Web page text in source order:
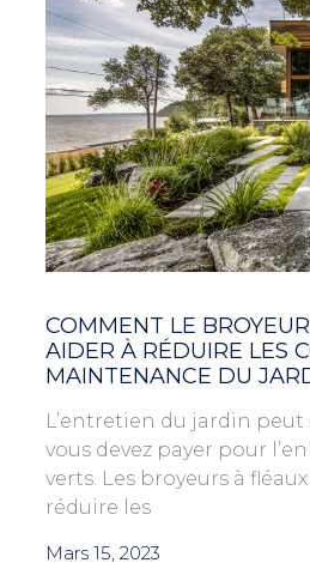
COMMENT LE
AIDER À RÉDUIRE LES
MAINTENANCE DU
L’entretien du jardin
vous devez payer pour
verts. Les broyeurs à
réduire les
Mars 15, 2023